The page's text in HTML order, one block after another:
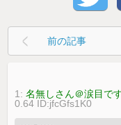
前の記事
1:名無しさん＠涙目で
0.64 ID:jfcGfs1K0